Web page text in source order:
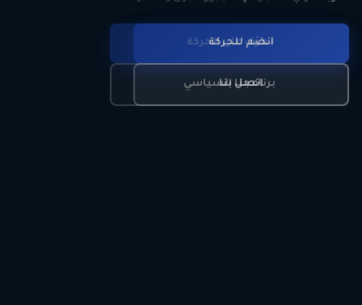
تعرّف على الحركة
برنامجنا السياسي
انضم للحركة
اتصل بنا